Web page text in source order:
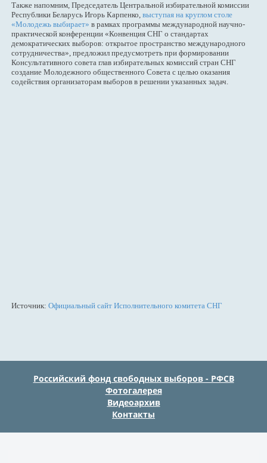
Также напомним, Председатель Центральной избирательной комиссии
Республики Беларусь Игорь Карпенко, выступая на круглом столе
«Молодежь выбирает» в рамках программы международной научно-
практической конференции «Конвенция СНГ о стандартах
демократических выборов: открытое пространство международного
сотрудничества», предложил предусмотреть при формировании
Консультативного совета глав избирательных комиссий стран СНГ
создание Молодежного общественного Совета с целью оказания
содействия организаторам выборов в решении указанных задач.
Источник: Официальный сайт Исполнительного комитета СНГ
Российский фонд свободных выборов - РФСВ
Фотогалерея
Видеоархив
Контакты